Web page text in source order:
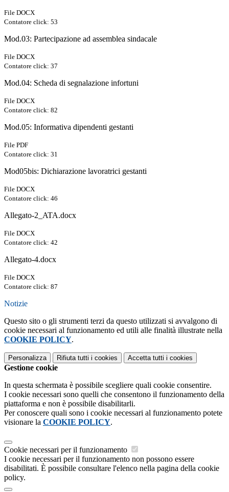
File DOCX
Contatore click: 53
Mod.03: Partecipazione ad assemblea sindacale
File DOCX
Contatore click: 37
Mod.04: Scheda di segnalazione infortuni
File DOCX
Contatore click: 82
Mod.05: Informativa dipendenti gestanti
File PDF
Contatore click: 31
Mod05bis: Dichiarazione lavoratrici gestanti
File DOCX
Contatore click: 46
Allegato-2_ATA.docx
File DOCX
Contatore click: 42
Allegato-4.docx
File DOCX
Contatore click: 87
Notizie
Questo sito o gli strumenti terzi da questo utilizzati si avvalgono di
cookie necessari al funzionamento ed utili alle finalità illustrate nella
COOKIE POLICY.
Personalizza Rifiuta tutti i cookies Accetta tutti i cookies
Gestione cookie
In questa schermata è possibile scegliere quali cookie consentire.
I cookie necessari sono quelli che consentono il funzionamento della
piattaforma e non è possibile disabilitarli.
Per conoscere quali sono i cookie necessari al funzionamento potete
visionare la COOKIE POLICY.
Cookie necessari per il funzionamento
I cookie necessari per il funzionamento non possono essere
disabilitati. È possibile consultare l'elenco nella pagina della cookie
policy.